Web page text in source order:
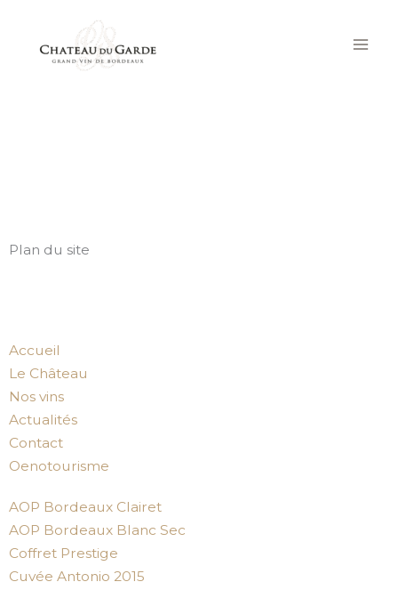
contenu
Plan du site
Accueil
Le Château
Nos vins
Actualités
Contact
Oenotourisme
AOP Bordeaux Clairet
AOP Bordeaux Blanc Sec
Coffret Prestige
Cuvée Antonio 2015